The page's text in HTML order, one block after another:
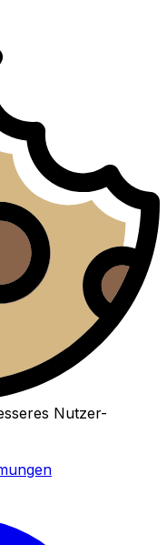
Nutzer-